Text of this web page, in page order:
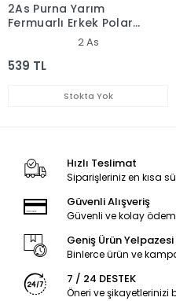
2As Purna Yarım
Fermuarlı Erkek Polar
Sweatshirt Antrasit
2 As
539 TL
Stokta Yok
Hızlı Teslimat
Siparişleriniz en kısa
Güvenli Alışveriş
Güvenli ve kolay
Geniş Ürün Yelpazesi
Binlerce ürün ve
7 / 24 DESTEK
Öneri ve şikayetlerinizi